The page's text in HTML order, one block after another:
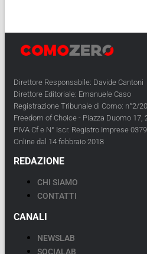
Direttore Responsabile: Davide Cantoni
Direttore Editoriale: Emanuele Caso
Registrazione Tribunale di Como: n°2/
Freedom of Choice - Piazza Duomo 17,
PIVA Cf e N° Iscr. Registro Imprese
Online dal 14 febbraio 2018
REDAZIONE
CHI SIAMO
CONTATTI
CANALI
NEWSLAB
SOCIALAB